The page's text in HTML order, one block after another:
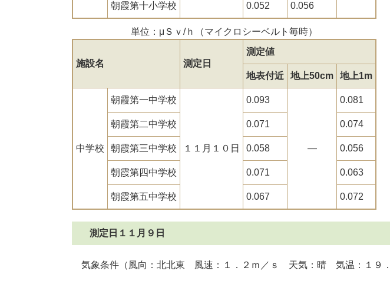
朝霞第十小学校 0.052 0.056
単位：μＳｖ/ｈ（マイクロシーベルト毎時）
施設名 測定日
測定値
地表付近 地上50cm 地上1m
中学校
朝霞第一中学校
１１月１０日
0.093
―
0.081
朝霞第二中学校 0.071 0.074
朝霞第三中学校 0.058 0.056
朝霞第四中学校 0.071 0.063
朝霞第五中学校 0.067 0.072
測定日１１月９日
気象条件（風向：北北東 風速：１．２ｍ／ｓ 天気：晴 気温：１９